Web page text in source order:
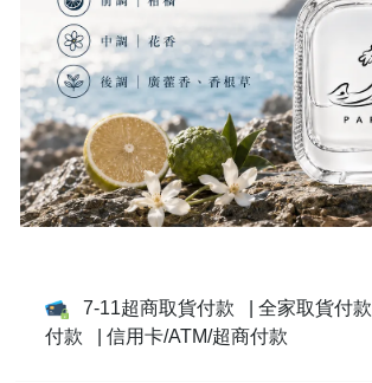
7-11超商取貨付款 | 全家取貨付款
付款
| 信用卡/ATM/超商付款